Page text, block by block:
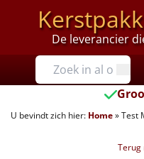
De leverancier
Prijzen
Tot €25
€25 tot €35
U bevindt zich hier: Home»Test
Terug